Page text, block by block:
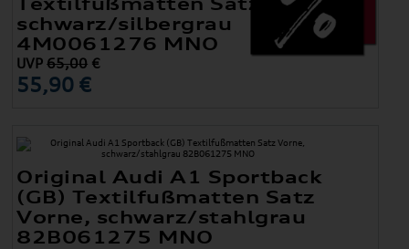
schwarz/silbergrau
4M0061276 MNO
UVP65,00 €
55,90 €
Original Audi A1 Sportback
(GB) Textilfußmatten Satz
Vorne, schwarz/stahlgrau
82B061275 MNO